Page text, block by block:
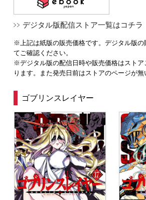
デジタル版配信ストア一覧はコチラ
※上記は紙版の販売価格です。デジタル版の
てご確認ください。
※デジタル版の配信日時や販売価格はストア
ります。また発売日前はストアのページが無
ゴブリンスレイヤー